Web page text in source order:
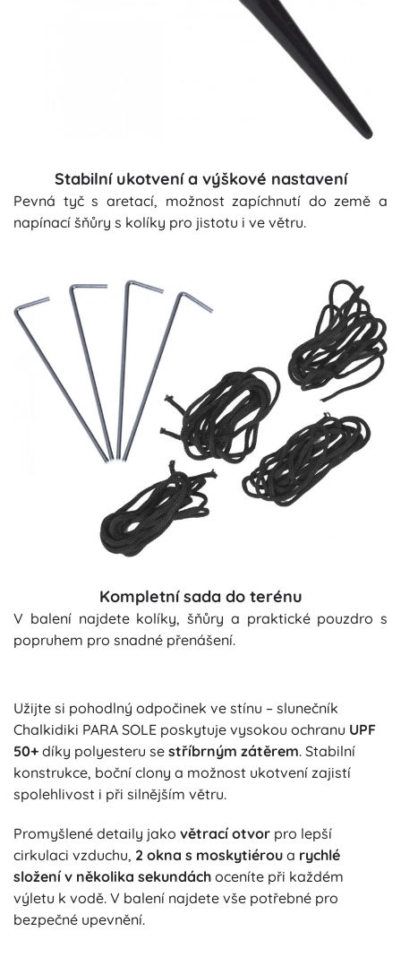
Stabilní ukotvení a výškové nastavení
Pevná tyč s aretací, možnost zapíchnutí do země a
napínací šňůry s kolíky pro jistotu i ve větru.
Kompletní sada do terénu
V balení najdete kolíky, šňůry a praktické pouzdro s
popruhem pro snadné přenášení.
Užijte si pohodlný odpočinek ve stínu – slunečník
Chalkidiki PARA SOLE poskytuje vysokou ochranu UPF
50+ díky polyesteru se stříbrným zátěrem. Stabilní
konstrukce, boční clony a možnost ukotvení zajistí
spolehlivost i při silnějším větru.
Promyšlené detaily jako větrací otvor pro lepší
cirkulaci vzduchu, 2 okna s moskytiérou a rychlé
složení v několika sekundách oceníte při každém
výletu k vodě. V balení najdete vše potřebné pro
bezpečné upevnění.